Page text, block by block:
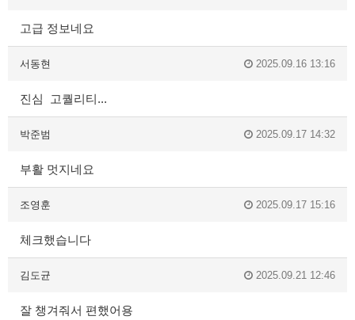
고급 정보네요
서동현 2025.09.16 13:16
진심 고퀄리티...
박준범 2025.09.17 14:32
부활 멋지네요
조영훈 2025.09.17 15:16
체크했습니다
김도균 2025.09.21 12:46
잘 챙겨줘서 편했어용